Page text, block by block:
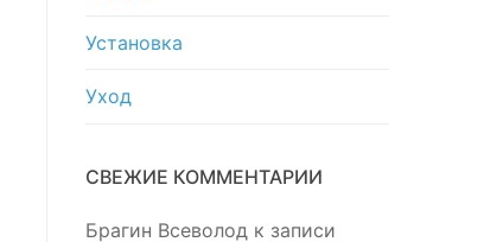
Установка
Уход
СВЕЖИЕ КОММЕНТАРИИ
Брагин Всеволод к записи